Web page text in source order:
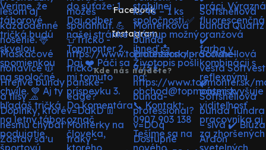
Facebook
Instagram
Kde nás nájdete?